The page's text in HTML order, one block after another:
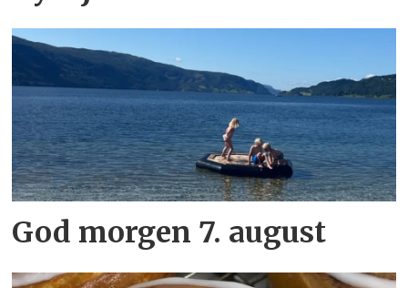
God morgen 7. august